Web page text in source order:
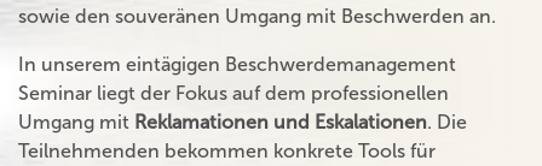
sowie den souveränen Umgang mit Beschwerden an.
In unserem eintägigen Beschwerdemanagement
Seminar liegt der Fokus auf dem professionellen
Umgang mit Reklamationen und Eskalationen. Die
Teilnehmenden bekommen konkrete Tools für